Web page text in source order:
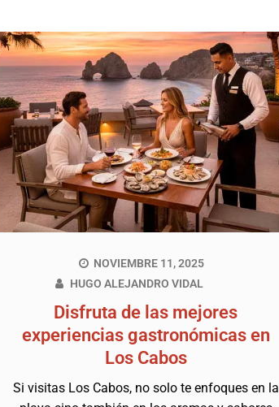
NOVIEMBRE 11, 2025
HUGO ALEJANDRO VIDAL
Disfruta de las mejores
experiencias gastronómicas en
Los Cabos
Si visitas Los Cabos, no solo te enfoques en la